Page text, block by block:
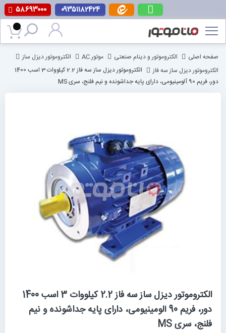
۵۸۶۹۳۰۰۰ ۰۹۳۵۱۱۸۲۴۲۴
به
صفحه اصلی
الکتروموتور و دینام صنعتی موتور AC
الکتروموتور دیزل ساز
الکتروموتور دیزل ساز سه فاز
الکتروموتور دیزل ساز سه فاز 2.2 کیلووات 3 اسب 1400
دور، فریم 90 آلومینیومی، دارای پایه جداشونده و نیم فلنج، سری MS
رفتن
به
ابتدای
گالری
تصاویر
الکتروموتور دیزل ساز سه فاز 2.2 کیلووات 3 اسب 1400
دور، فریم 90 آلومینیومی، دارای پایه جداشونده و نیم
فلنج، سری MS